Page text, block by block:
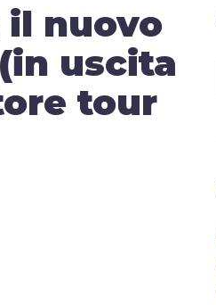
il nuovo
uscita
tour